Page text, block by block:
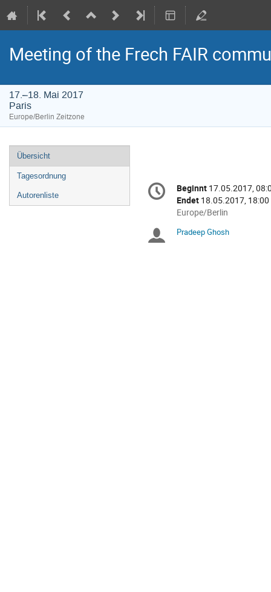
Meeting of the Frech FAIR
17.–18. Mai 2017
Paris
Europe/Berlin Zeitzone
Veranstaltungsmenü
Übersicht
Tagesordnung
Autorenliste Datum/Zeit
Beginnt 17.05.2017,
Endet 18.05.2017, 18:00
Alle
in
Europe/Berlin
Sitzungsleiter
Pradeep Ghosh